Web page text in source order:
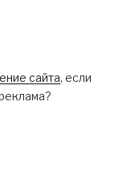
сайта, если